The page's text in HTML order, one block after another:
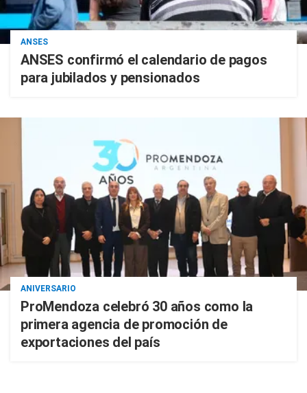
ANSES
ANSES confirmó el calendario de pagos
para jubilados y pensionados
ANIVERSARIO
ProMendoza celebró 30 años como la
primera agencia de promoción de
exportaciones del país